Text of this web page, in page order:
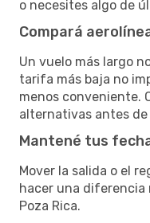
o necesites algo de
Compará
Un vuelo más largo
tarifa más baja no
menos conveniente.
alternativas antes de
Mantené tus
Mover la salida o el
hacer una diferencia
Poza Rica.